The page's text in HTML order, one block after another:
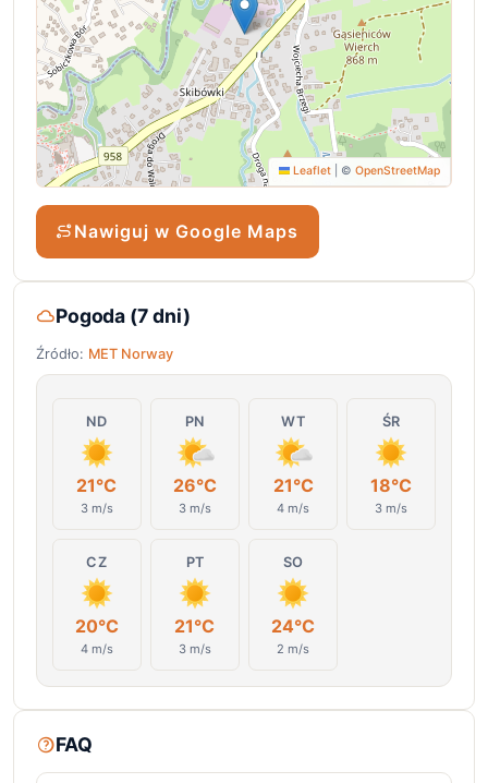
Leaflet ©OpenStreetMap
Nawiguj w Google Maps
Pogoda (7 dni)
Źródło: MET Norway
ND
21°C
3 m/s
PN
26°C
3 m/s
WT
21°C
4 m/s
ŚR
18°C
3 m/s
CZ
20°C
4 m/s
PT
21°C
3 m/s
SO
24°C
2 m/s
FAQ